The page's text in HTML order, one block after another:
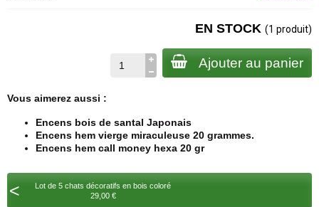
EN STOCK (1 produit)
Ajouter au panier
Vous aimerez aussi :
Encens bois de santal Japonais
Encens hem vierge miraculeuse 20 grammes.
Encens hem call money hexa 20 gr
<
Lot de 5 chats décoratifs en bois coloré
29,00 €